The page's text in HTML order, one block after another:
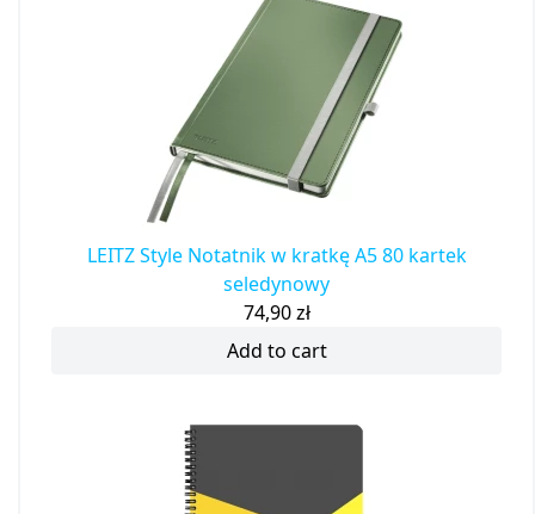
LEITZ Style Notatnik w kratkę A5 80 kartek
seledynowy
74,90zł
Add to cart